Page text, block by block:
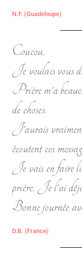
N.F. (Guadeloupe)
Coucou,
Je voulais vous
Prière m'a
de choses.
J'aurais vraiment
écoutent ces
Je vais en faire
prière. Je l'ai
Bonne journée
D.B. (France)